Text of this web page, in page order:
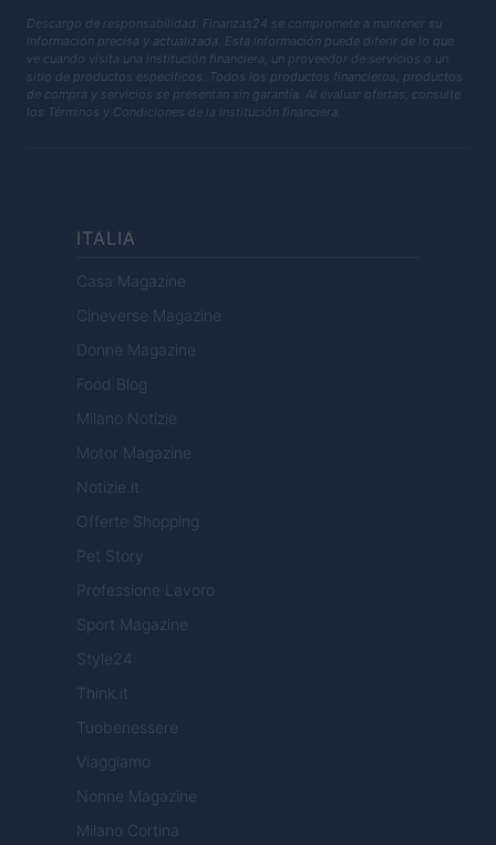
Descargo de responsabilidad: Finanzas24 se compromete a mantener su
información precisa y actualizada. Esta información puede diferir de lo que
ve cuando visita una institución financiera, un proveedor de servicios o un
sitio de productos específicos. Todos los productos financieros, productos
de compra y servicios se presentan sin garantía. Al evaluar ofertas, consulte
los Términos y Condiciones de la institución financiera.
ITALIA
Casa Magazine
Cineverse Magazine
Donne Magazine
Food Blog
Milano Notizie
Motor Magazine
Notizie.it
Offerte Shopping
Pet Story
Professione Lavoro
Sport Magazine
Style24
Think.it
Tuobenessere
Viaggiamo
Nonne Magazine
Milano Cortina